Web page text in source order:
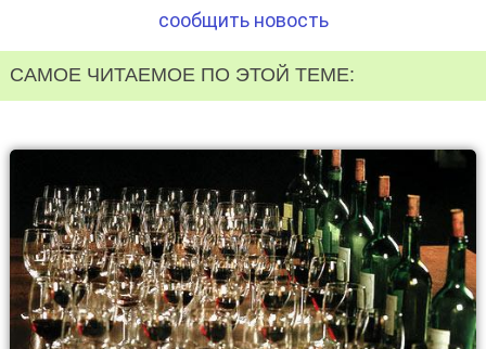
сообщить новость
САМОЕ ЧИТАЕМОЕ ПО ЭТОЙ ТЕМЕ: